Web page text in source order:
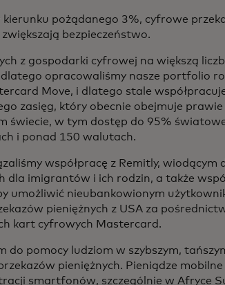
pożądanego 3%, cyfrowe
bezpieczeństwo.
z gospodarki cyfrowej na większą
dlatego opracowaliśmy nasze portfolio
Move, i dlatego stale
zasięg, który obecnie obejmuje
świecie, w tym dostęp do 95%
i ponad 150 walutach.
współpracę z Remitly, wiodącym
dla imigrantów i ich rodzin, a także
umożliwić nieubankowionym
pieniężnych z USA za
kart cyfrowych Mastercard.
do pomocy ludziom w szybszym,
pieniężnych. Pieniądze
smartfonów, szczególnie w Afryce